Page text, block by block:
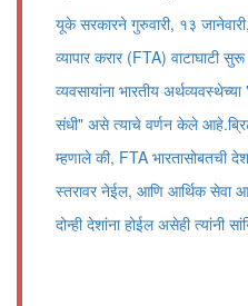
यूके सरकारने गुरुवारी, १३
व्यापार करार (FTA) वाटाघाटी
व्यवसायांना भारतीय
संधी" असे त्याचे वर्णन केले
म्हणाले की, FTA भारतासोबतची
स्तरावर नेईल, आणि आर्थिक सेवा
दोन्ही देशांना होईल असेही त्यांनी